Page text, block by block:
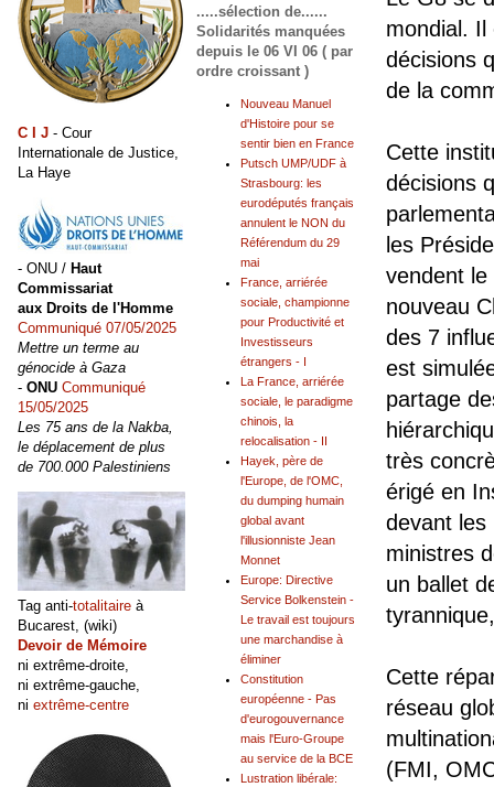
mondial. Il
décisions
de la
Cette
décisions
les
vendent
nouveau
des 7
est
partage
très
érigé en
devant les
ministres
un ballet
Cette
réseau
(FMI,
.....sélection de......
Solidarités manquées
depuis le 06 VI 06 ( par
ordre croissant )
Nouveau Manuel
d'Histoire pour se
sentir bien en France
Putsch UMP/UDF à
Strasbourg: les
eurodéputés français
annulent le NON du
Référendum du 29
mai
France, arriérée
sociale, championne
pour Productivité et
Investisseurs
étrangers - I
La France, arriérée
sociale, le paradigme
chinois, la
relocalisation - II
Hayek, père de
l'Europe, de l'OMC,
du dumping humain
global avant
l'illusionniste Jean
Monnet
Europe: Directive
Service Bolkenstein -
Le travail est toujours
une marchandise à
éliminer
Constitution
européenne - Pas
d'eurogouvernance
mais l'Euro-Groupe
au service de la BCE
Lustration libérale:
C I J - Cour
Internationale de Justice,
La Haye
- ONU / Haut
Commissariat
aux Droits de l'Homme
Communiqué 07/05/2025
Mettre un terme au
génocide à Gaza
- ONU Communiqué
15/05/2025
Les 75 ans de la Nakba,
le déplacement de plus
de 700.000 Palestiniens
Tag anti-totalitaire à
Bucarest, (wiki)
Devoir de Mémoire
ni extrême-droite,
ni extrême-gauche,
ni extrême-centre